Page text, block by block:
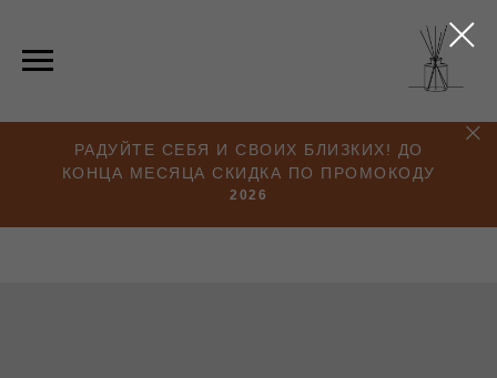
РАДУЙТЕ СЕБЯ И СВОИХ БЛИЗКИХ! ДО
КОНЦА МЕСЯЦА СКИДКА ПО ПРОМОКОДУ
2026